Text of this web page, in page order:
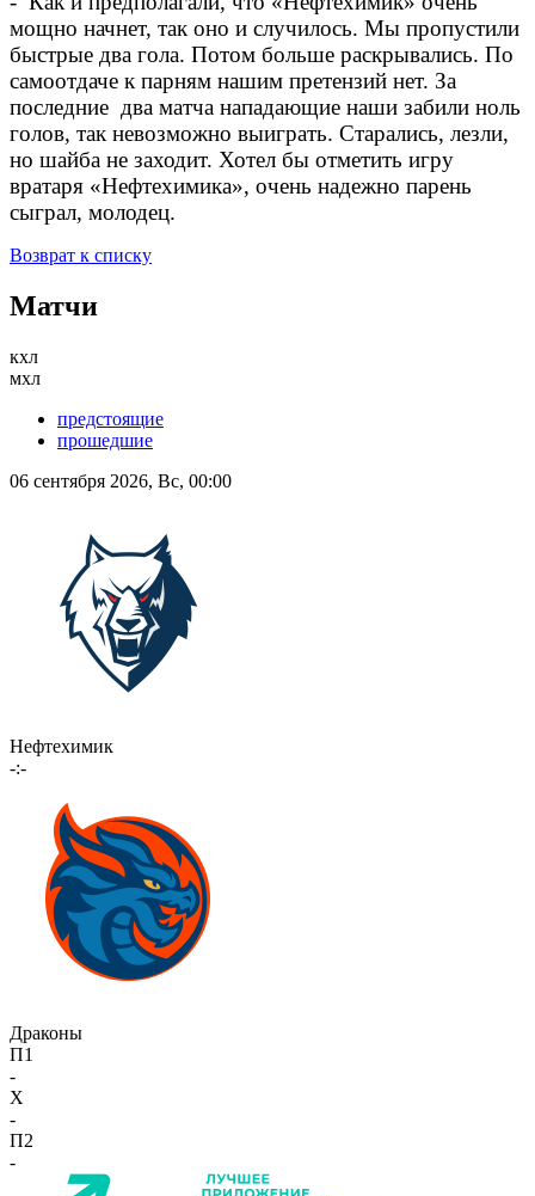
мощно начнет, так оно и случилось. Мы пропустили
быстрые два гола. Потом больше раскрывались. По
самоотдаче к парням нашим претензий нет. За
последние два матча нападающие наши забили ноль
голов, так невозможно выиграть. Старались, лезли,
но шайба не заходит. Хотел бы отметить игру
вратаря «Нефтехимика», очень надежно парень
сыграл, молодец.
Возврат к списку
Матчи
кхл
мхл
предстоящие
прошедшие
06 сентября 2026, Вс, 00:00
Нефтехимик
-:-
Драконы
П1
-
X
-
П2
-